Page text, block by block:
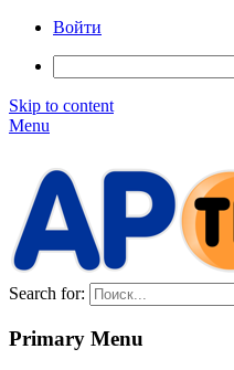
Войти
Skip to content
Menu
Search for:
Primary Menu